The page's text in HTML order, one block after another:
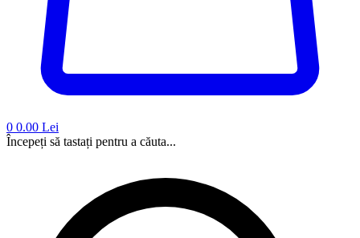
0 0.00 Lei
Începeți să tastați pentru a căuta...